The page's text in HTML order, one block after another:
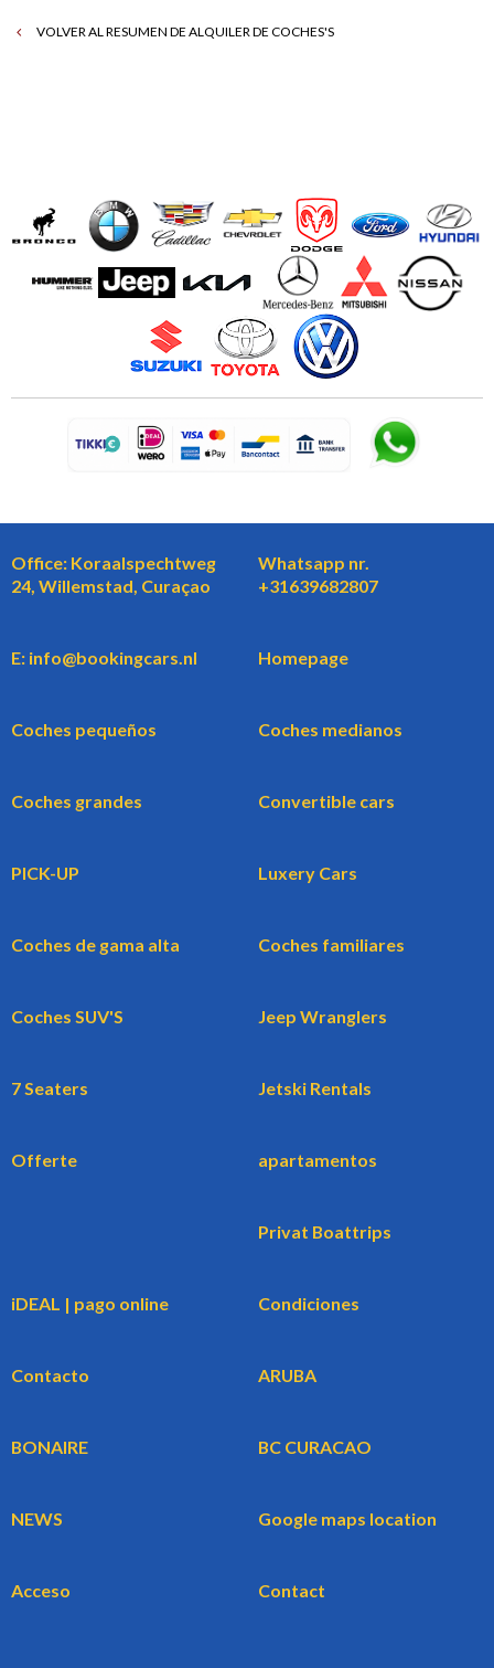
VOLVER AL RESUMEN DE ALQUILER DE COCHES'S
Office: Koraalspechtweg
24, Willemstad, Curaçao
Whatsapp nr.
+31639682807
E: info@bookingcars.nl Homepage
Coches pequeños Coches medianos
Coches grandes Convertible cars
PICK-UP Luxery Cars
Coches de gama alta Coches familiares
Coches SUV'S Jeep Wranglers
7 Seaters Jetski Rentals
Offerte apartamentos
Privat Boattrips
iDEAL | pago online Condiciones
Contacto ARUBA
BONAIRE BC CURACAO
NEWS Google maps location
Acceso Contact